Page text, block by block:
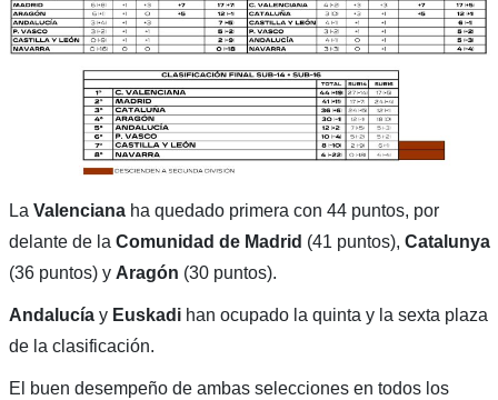
La Valencianaha quedado primera con 44 puntos, por
delante de la Comunidad de Madrid (41 puntos), Catalunya
(36 puntos) y Aragón (30 puntos).
Andalucíay Euskadihan ocupado la quinta y la sexta plaza
de la clasificación.
El buen desempeño de ambas selecciones en todos los